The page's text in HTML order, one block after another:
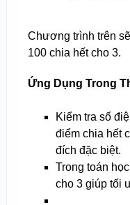
Chương trình trên
100 chia hết cho 3.
Ứng Dụng Trong
Kiểm tra số
điểm chia hết
đích đặc biệt.
Trong toán
cho 3 giúp tối